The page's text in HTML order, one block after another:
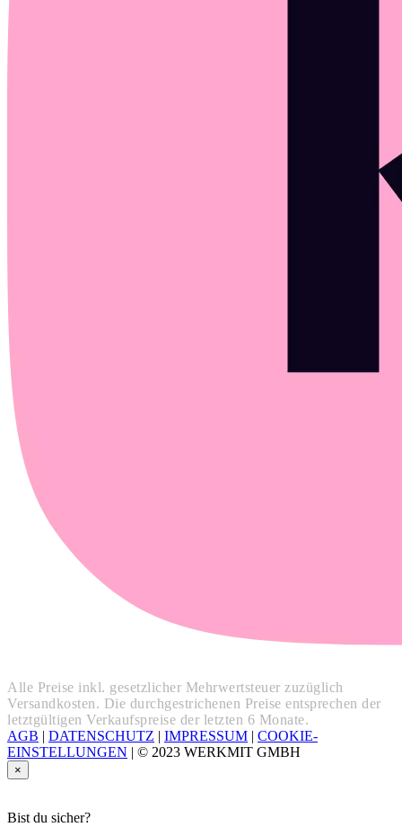
Alle Preise inkl. gesetzlicher Mehrwertsteuer zuzüglich
Versandkosten. Die durchgestrichenen Preise entsprechen der
letztgültigen Verkaufspreise der letzten 6 Monate.
AGB | DATENSCHUTZ | IMPRESSUM | COOKIE-
EINSTELLUNGEN | © 2023 WERKMIT GMBH
×
Bist du sicher?